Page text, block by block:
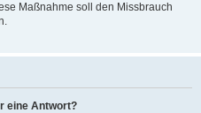
Maßnahme soll den Missbrauch
eine Antwort?